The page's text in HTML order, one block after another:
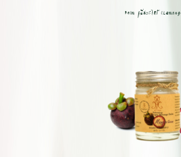
Balm กลิ่นตะไคร้